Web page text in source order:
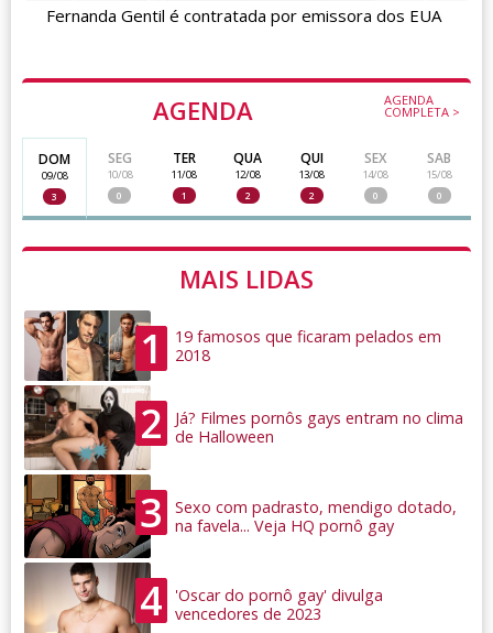
AGENDA AGENDA
COMPLETA >
DOM
09/08
3
SEG
10/08
0
TER
11/08
1
QUA
12/08
2
QUI
13/08
2
SEX
14/08
0
SAB
15/08
0
MAIS LIDAS
1
19 famosos que ficaram pelados em
2018
2
Já? Filmes pornôs gays entram no clima
de Halloween
3
Sexo com padrasto, mendigo dotado,
na favela... Veja HQ pornô gay
4
'Oscar do pornô gay' divulga
vencedores de 2023
Fernanda Gentil é contratada por emissora dos EUA